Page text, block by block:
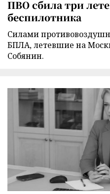
ПВО сбила три
беспилотника
Силами
БПЛА, летевшие на
Собянин.